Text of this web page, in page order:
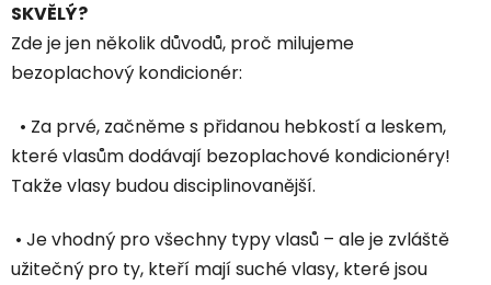
SKVĚLÝ?
Zde je jen několik důvodů, proč milujeme
bezoplachový kondicionér:
• Za prvé, začněme s přidanou hebkostí a leskem,
které vlasům dodávají bezoplachové kondicionéry!
Takže vlasy budou disciplinovanější.
• Je vhodný pro všechny typy vlasů – ale je zvláště
užitečný pro ty, kteří mají suché vlasy, které jsou